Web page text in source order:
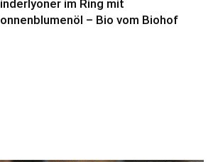
im Ring mit
– Bio vom Biohof